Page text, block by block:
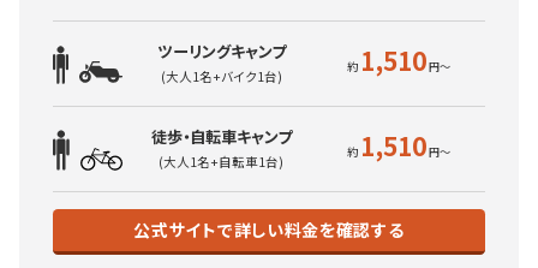
ツーリングキャンプ
(大人1名+バイク1台) 1,510
徒歩・自転車キャンプ
(大人1名+自転車1台) 1,510
公式サイトで詳しい料金を確認する